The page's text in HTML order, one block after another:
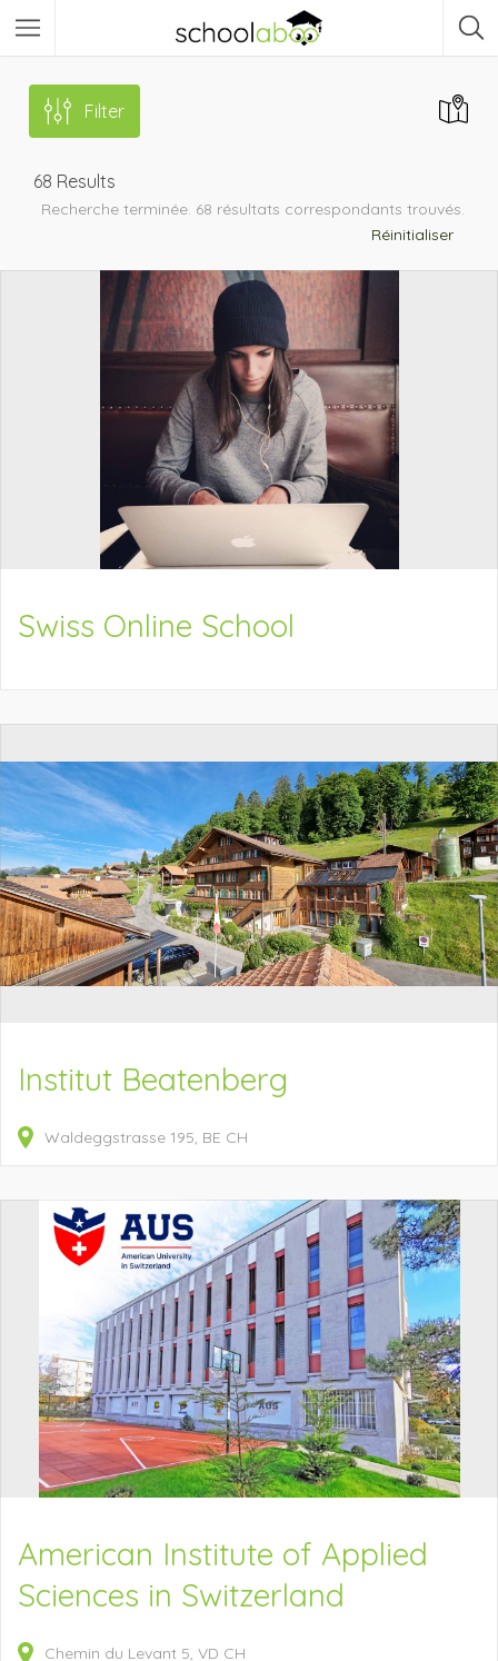
Filter
68 Results
Recherche terminée. 68 résultats correspondants trouvés.
Réinitialiser
Swiss Online School
Institut Beatenberg
Waldeggstrasse 195 BE CH
American Institute of Applied
Sciences in Switzerland
Chemin du Levant 5 VD CH